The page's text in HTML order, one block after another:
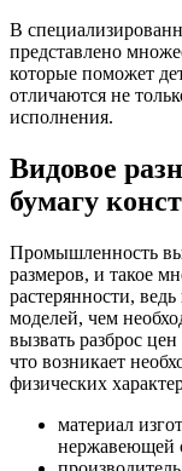
В
представлено
которые поможет
отличаются не
исполнения.
Видовое
бумагу
Промышленность
размеров, и такое
растерянности,
моделей, чем
вызвать разброс
что возникает
физических
материал
нержавеющей